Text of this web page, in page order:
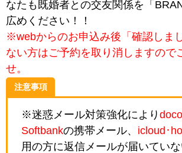
なたも既婚者との交友関係を「
広めください！！
※webからのお申込み後「確認しま
ない方はご予約を取り消しますので
せ。
注意事項
※迷惑メール対策強化により
Softbankの携帯メール、 icloud･
用の方に返信メールが届いてい